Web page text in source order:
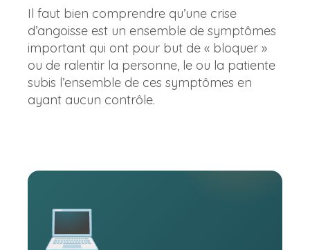
Il faut bien comprendre qu’une crise
d’angoisse est un ensemble de symptômes
important qui ont pour but de « bloquer »
ou de ralentir la personne, le ou la patiente
subis l’ensemble de ces symptômes en
ayant aucun contrôle.